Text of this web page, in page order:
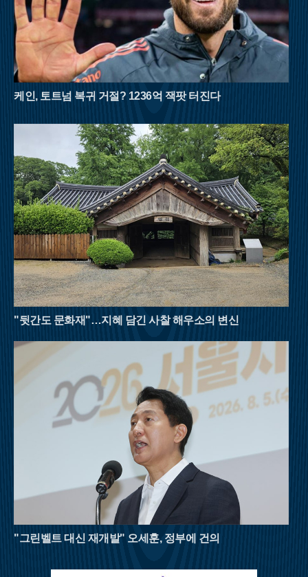
공원의 비경을 고스란히 간직한 이곳은 거대한 화강암 암릉미가
돋보이는 산이다. 대야산의 여름을 완성하는 것은 단연 용추계곡
과 선유동계곡이다. 오랜 세월 물살이 빚어낸 하트 모양의 용추
폭포는 보는 것만으로도 청량감을 선사하며, 조선 시대 학자 이
덕형이 사랑했던 선유동계곡은 고즈넉한 풍류를 더한다. 육산의
부드러움과 골산의 거친 매력을 동시에 지닌 대야산은 8월 산행
의 반전미를 보여준다.영남의 숨은 보석으로 불리는 밀양 구만산
당시 구만 명의 백성이 피신해 목숨을 구했다는 전설이 내려올
만큼 계곡이 깊고 험준하다. 남쪽의 통수골 계곡은 수백 미터 높
이의 화강암 벼랑이 양옆으로 솟아 있어 마치 설악산의 천불동계
곡을 옮겨놓은 듯한 착각을 불러일으킨다. 좁은 협곡 사이로 불
어오는 차가운 산바람은 외부 기온보다 훨씬 낮은 온도를 유지하
며, 거대한 바위 벽이 천연 차양막 역할을 해 뙤약볕을 효과적으
로 막아준다.강원도 횡성의 청태산은 조선 태조 이성계가 그 푸
른 이끼와 울창한 숲에 반해 이름을 붙였다는 설화가 전해지는
곳이다. 국내 1세대 국립자연휴양림으로 지정될 만큼 숲의 보존
상태가 뛰어나며, 해발 1,200m에 달하는 고지대는 대도시보다 평
균 기온이 5~6도 이상 낮아 피서 산행에 최적화되어 있다. 태백산
맥을 넘어오는 시원한 영동의 바람은 한여름의 열기를 식혀주고,
경사가 완만한 육산의 특성상 체력 소모가 적어 초보자나 가족
단위 등산객들도 부담 없이 숲의 정취를 만끽할 수 있다.여름 산
행은 철저한 준비와 안전 수칙 준수가 필수적이다. 아무리 시원
한 계곡이라도 갑작스러운 폭우에 고립될 위험이 있으므로 기상
상황을 수시로 확인해야 하며, 충분한 수분 섭취와 적절한 휴식
을 병행해야 한다. 자연이 빚어낸 천연 냉장고 속에서 땀을 식히
며 걷는 시간은 폭염에 지친 현대인들에게 새로운 활력을 불어넣
어 줄 것이다. 8월의 명산들이 선사하는 짙푸른 초록의 위로를 받
으며 남은 여름을 건강하게 이겨내길 바란다.
케인, 토트넘 복귀 거절? 1236억 잭팟 터진다
"뒷간도 문화재"…지혜 담긴 사찰 해우소의 변신
"그린벨트 대신 재개발" 오세훈, 정부에 건의